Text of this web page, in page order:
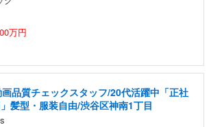
万円
画品質チェックスタッフ/20代活躍中「正社
髪型・服装自由/渋谷区神南1丁目